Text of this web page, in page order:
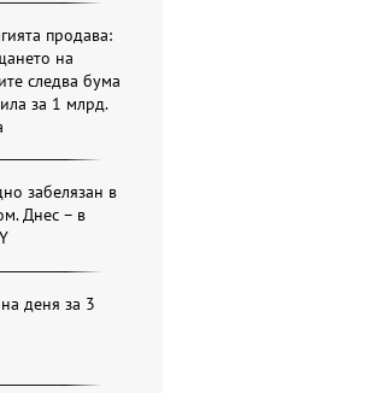
продава:
на
следва бума
за 1 млрд.
забелязан в
Днес – в
деня за 3